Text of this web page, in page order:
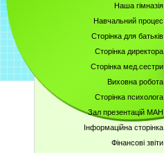
Наша гімназія
Навчальний процес
Сторінка для батьків
Сторінка директора
Сторінка мед.сестри
Виховна робота
Сторінка психолога
Зал презентацій МАН
Інформаційна сторінка
Фінансові звіти